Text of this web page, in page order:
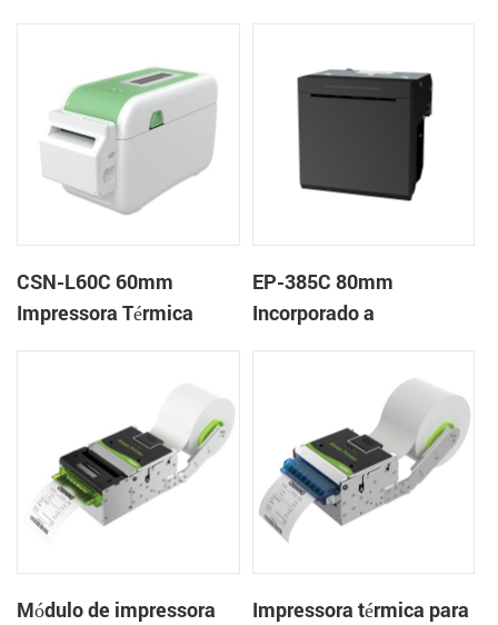
CSN-L60C 60mm
Impressora Térmica
EP-385C 80mm
Incorporado a
recebimento de painel
térmico com cortador
automático
Módulo de impressora
Impressora térmica para